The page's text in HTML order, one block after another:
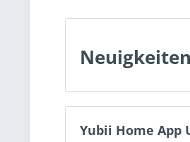
Yubii Home App